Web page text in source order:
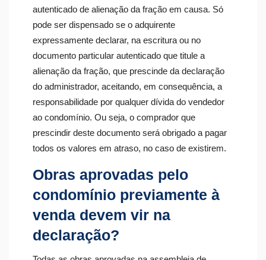
autenticado de alienação da fração em causa. Só
pode ser dispensado se o adquirente
expressamente declarar, na escritura ou no
documento particular autenticado que titule a
alienação da fração, que prescinde da declaração
do administrador, aceitando, em consequência, a
responsabilidade por qualquer dívida do vendedor
ao condomínio. Ou seja, o comprador que
prescindir deste documento será obrigado a pagar
todos os valores em atraso, no caso de existirem.
Obras aprovadas pelo
condomínio previamente à
venda devem vir na
declaração?